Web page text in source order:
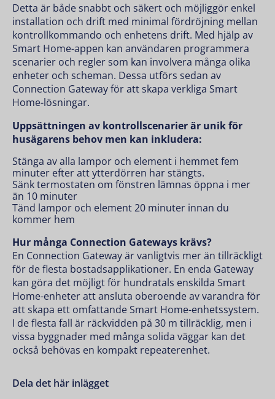
Detta är både snabbt och säkert och möjliggör enkel
installation och drift med minimal fördröjning mellan
kontrollkommando och enhetens drift. Med hjälp av
Smart Home-appen kan användaren programmera
scenarier och regler som kan involvera många olika
enheter och scheman. Dessa utförs sedan av
Connection Gateway för att skapa verkliga Smart
Home-lösningar.
Uppsättningen av kontrollscenarier är unik för
husägarens behov men kan inkludera:
Stänga av alla lampor och element i hemmet fem
minuter efter att ytterdörren har stängts.
Sänk termostaten om fönstren lämnas öppna i mer
än 10 minuter
Tänd lampor och element 20 minuter innan du
kommer hem
Hur många Connection Gateways krävs?
En Connection Gateway är vanligtvis mer än tillräckligt
för de flesta bostadsapplikationer. En enda Gateway
kan göra det möjligt för hundratals enskilda Smart
Home-enheter att ansluta oberoende av varandra för
att skapa ett omfattande Smart Home-enhetssystem.
I de flesta fall är räckvidden på 30 m tillräcklig, men i
vissa byggnader med många solida väggar kan det
också behövas en kompakt repeaterenhet.
Dela det här inlägget